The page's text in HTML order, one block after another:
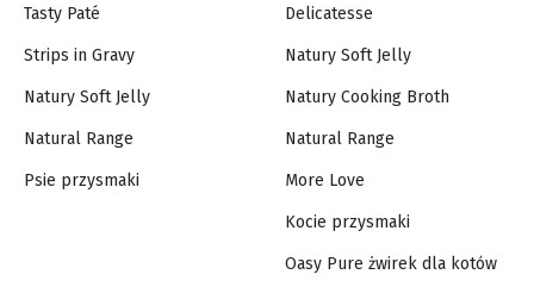
Tasty Paté
Strips in Gravy
Natury Soft Jelly
Natural Range
Psie przysmaki
Delicatesse
Natury Soft Jelly
Natury Cooking Broth
Natural Range
More Love
Kocie przysmaki
Oasy Pure żwirek dla kotów